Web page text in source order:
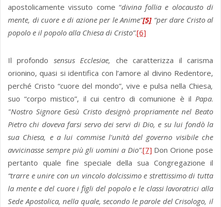
apostolicamente vissuto come “divina follia e olocausto di
mente, di cuore e di azione per le Anime”[5]“per dare Cristo al
popolo e il popolo alla Chiesa di Cristo”.[6]
Il profondo sensus Ecclesiae,
che caratterizza il carisma
orionino, quasi si identifica con l’amore al divino Redentore,
perché Cristo “cuore del mondo”, vive e pulsa nella Chiesa,
suo “corpo mistico”, il cui centro di comunione è il Papa.
"Nostro Signore Gesù Cristo designò propriamente nel Beato
Pietro chi doveva farsi servo dei servi di Dio, e su lui fondò la
sua Chiesa, e a lui commise l'unità del governo visibile che
avvicinasse sempre più gli uomini a Dio”.[7] Don Orione pose
pertanto quale fine speciale della sua Congregazione il
“trarre e unire con un vincolo dolcissimo e strettissimo di tutta
la mente e del cuore i figli del popolo e le classi lavoratrici alla
Sede Apostolica, nella quale, secondo le parole del Crisologo, il